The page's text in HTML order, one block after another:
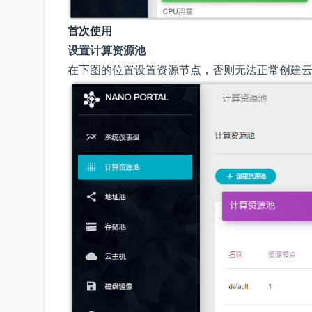
首次使用
设置计算资源池
在下图的位置设置资源节点，否则无法正常创建